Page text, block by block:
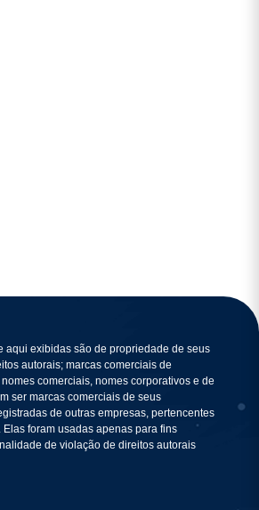
aqui exibidas são de propriedade de seus
autorais; marcas comerciais de
comerciais, nomes corporativos e de
ser marcas comerciais de seus
de outras empresas, pertencentes
foram usadas apenas para fins
de violação de direitos autorais